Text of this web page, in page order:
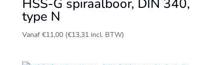
HSS-G spiraalboor, DIN 340,
type N
Vanaf €11,00 (€13,31incl. BTW)